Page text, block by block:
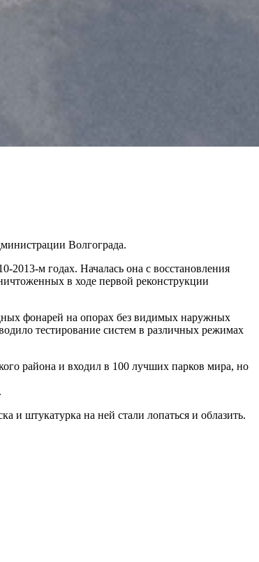
Волгограда.
2013-м годах. Началась она с восстановления
в ходе первой реконструкции
фонарей на опорах без видимых наружных
тестирование систем в различных режимах
района и входил в 100 лучших парков мира, но
и штукатурка на ней стали лопаться и облазить.